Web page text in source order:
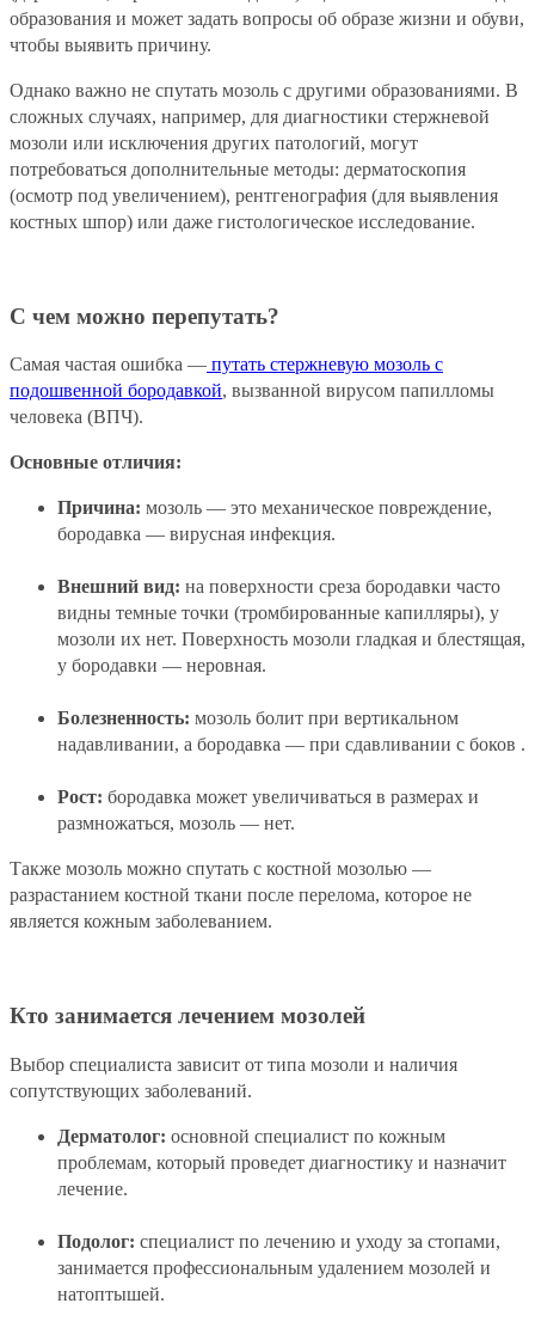
образования и может задать вопросы об образе жизни и обуви,
чтобы выявить причину.
Однако важно не спутать мозоль с другими образованиями. В
сложных случаях, например, для диагностики стержневой
мозоли или исключения других патологий, могут
потребоваться дополнительные методы: дерматоскопия
(осмотр под увеличением), рентгенография (для выявления
костных шпор) или даже гистологическое исследование.
С чем можно перепутать?
Самая частая ошибка — путать стержневую мозоль с
подошвенной бородавкой, вызванной вирусом папилломы
человека (ВПЧ).
Основные отличия:
Причина: мозоль — это механическое повреждение,
бородавка — вирусная инфекция.
Внешний вид: на поверхности среза бородавки часто
видны темные точки (тромбированные капилляры), у
мозоли их нет. Поверхность мозоли гладкая и блестящая,
у бородавки — неровная.
Болезненность: мозоль болит при вертикальном
надавливании, а бородавка — при сдавливании с боков .
Рост: бородавка может увеличиваться в размерах и
размножаться, мозоль — нет.
Также мозоль можно спутать с костной мозолью —
разрастанием костной ткани после перелома, которое не
является кожным заболеванием.
Кто занимается лечением мозолей
Выбор специалиста зависит от типа мозоли и наличия
сопутствующих заболеваний.
Дерматолог: основной специалист по кожным
проблемам, который проведет диагностику и назначит
лечение.
Подолог: специалист по лечению и уходу за стопами,
занимается профессиональным удалением мозолей и
натоптышей.